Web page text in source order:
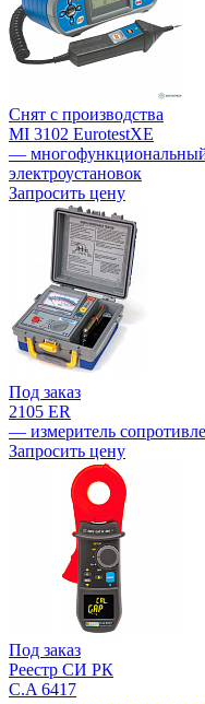
Снят с производства
MI 3102 EurotestXE
— многофункциональный
электроустановок
Запросить цену
Под заказ
2105 ER
— измеритель
Запросить цену
Под заказ
Реестр СИ РК
C.A 6417